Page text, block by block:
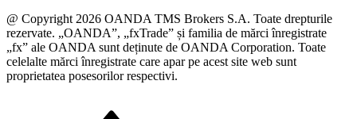
@ Copyright 2026 OANDA TMS Brokers S.A. Toate drepturile
rezervate. „OANDA”, „fxTrade” și familia de mărci înregistrate
„fx” ale OANDA sunt deținute de OANDA Corporation. Toate
celelalte mărci înregistrate care apar pe acest site web sunt
proprietatea posesorilor respectivi.